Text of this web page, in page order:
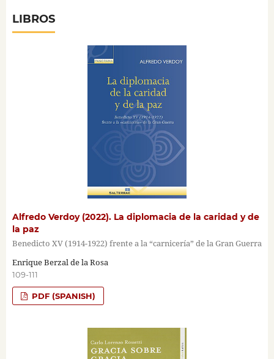
LIBROS
Alfredo Verdoy (2022). La diplomacia de la caridad y de
la paz
Benedicto XV (1914-1922) frente a la “carnicería” de la Gran Guerra
Enrique Berzal de la Rosa
109-111
PDF (SPANISH)